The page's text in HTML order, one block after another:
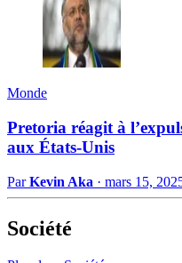
Monde
Pretoria réagit à
aux États-Unis
ParKevin Aka · mars 15,
Société